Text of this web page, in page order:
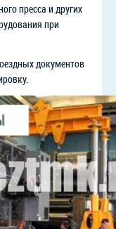
пресса и других
при
документов